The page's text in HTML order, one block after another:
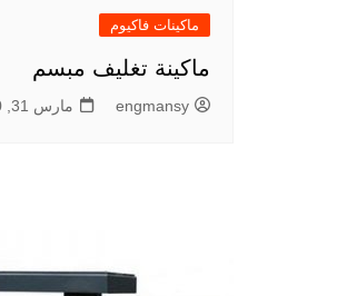
ماكينات فاكيوم
ماكينة تغليف مبسم
engmansy مارس 31, 2020